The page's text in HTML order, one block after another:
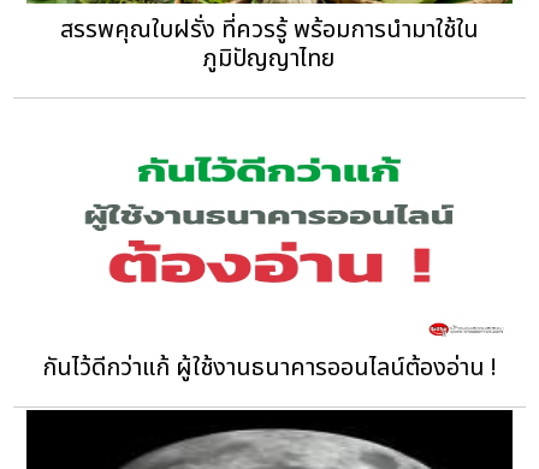
สรรพคุณใบฝรั่ง ที่ควรรู้ พร้อมการนำมาใช้ใน
ภูมิปัญญาไทย
กันไว้ดีกว่าแก้ ผู้ใช้งานธนาคารออนไลน์ต้องอ่าน !